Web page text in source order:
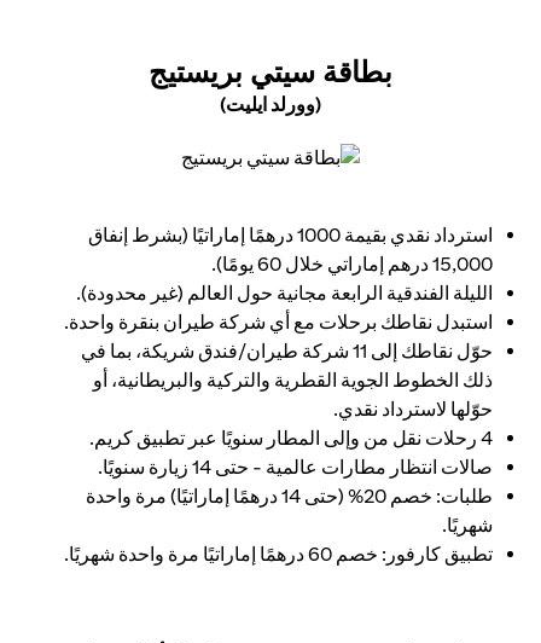
بطاقة سيتي بريستيج
(وورلد ايليت)
استرداد نقدي بقيمة 1000 درهمًا إماراتيًا (بشرط إنفاق
15,000 درهم إماراتي خلال 60 يومًا).
الليلة الفندقية الرابعة مجانية حول العالم (غير محدودة).
استبدل نقاطك برحلات مع أي شركة طيران بنقرة واحدة.
حوّل نقاطك إلى 11 شركة طيران/فندق شريكة، بما في
ذلك الخطوط الجوية القطرية والتركية والبريطانية، أو
حوّلها لاسترداد نقدي.
4 رحلات نقل من وإلى المطار سنويًا عبر تطبيق كريم.
صالات انتظار مطارات عالمية - حتى 14 زيارة سنويًا.
طلبات: خصم 20% (حتى 14 درهمًا إماراتيًا) مرة واحدة
شهريًا.
تطبيق كارفور: خصم 60 درهمًا إماراتيًا مرة واحدة شهريًا.